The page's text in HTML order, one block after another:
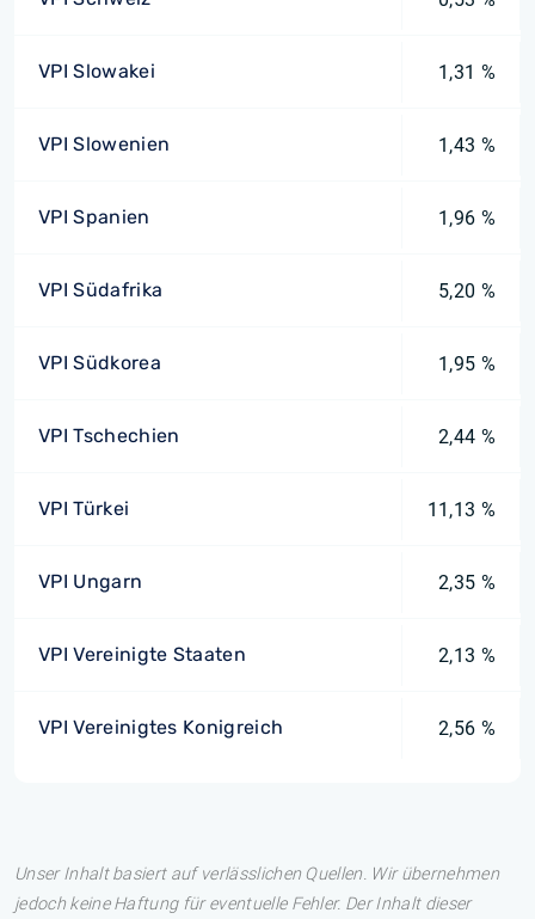
VPI Slowakei 1,31 %
VPI Slowenien 1,43 %
VPI Spanien 1,96 %
VPI Südafrika 5,20 %
VPI Südkorea 1,95 %
VPI Tschechien 2,44 %
VPI Türkei 11,13 %
VPI Ungarn 2,35 %
VPI Vereinigte Staaten 2,13 %
VPI Vereinigtes Konigreich 2,56 %
Unser Inhalt basiert auf verlässlichen Quellen. Wir übernehmen
jedoch keine Haftung für eventuelle Fehler. Der Inhalt dieser